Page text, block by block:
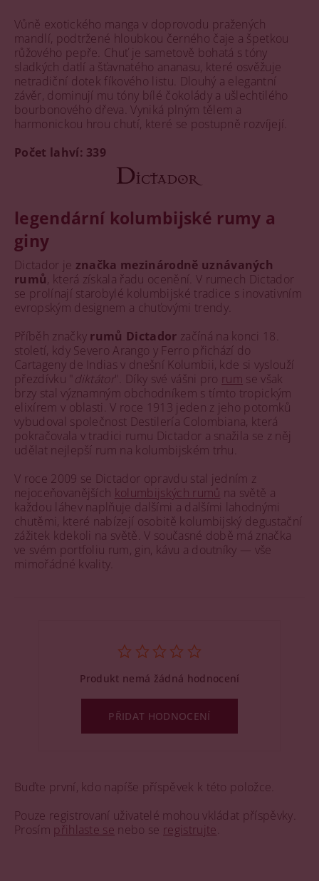
Vůně exotického manga v doprovodu pražených
mandlí, podtržené hloubkou černého čaje a špetkou
růžového pepře. Chuť je sametově bohatá s tóny
sladkých datlí a šťavnatého ananasu, které osvěžuje
netradiční dotek fíkového listu. Dlouhý a elegantní
závěr, dominují mu tóny bílé čokolády a ušlechtilého
bourbonového dřeva. Vyniká plným tělem a
harmonickou hrou chutí, které se postupně rozvíjejí.
Počet lahví: 339
legendární kolumbijské rumy a
giny
Dictador je značka mezinárodně uznávaných
rumů, která získala řadu ocenění. V rumech Dictador
se prolínají starobylé kolumbijské tradice s inovativním
evropským designem a chuťovými trendy.
Příběh značky rumů Dictador začíná na konci 18.
století, kdy Severo Arango y Ferro přichází do
Cartageny de Indias v dnešní Kolumbii, kde si vyslouží
přezdívku " diktátor". Díky své vášni pro rum se však
brzy stal významným obchodníkem s tímto tropickým
elixírem v oblasti. V roce 1913 jeden z jeho potomků
vybudoval společnost Destilería Colombiana, která
pokračovala v tradici rumu Dictador a snažila se z něj
udělat nejlepší rum na kolumbijském trhu.
V roce 2009 se Dictador opravdu stal jedním z
nejoceňovanějších kolumbijských rumů na světě a
každou láhev naplňuje dalšími a dalšími lahodnými
chutěmi, které nabízejí osobitě kolumbijský degustační
zážitek kdekoli na světě. V současné době má značka
ve svém portfoliu rum, gin, kávu a doutníky — vše
mimořádné kvality.
Buďte první, kdo napíše příspěvek k této položce.
Pouze registrovaní uživatelé mohou vkládat příspěvky.
Prosím přihlaste se nebo se registrujte
Produkt nemá žádná hodnocení
PŘIDAT HODNOCENÍ